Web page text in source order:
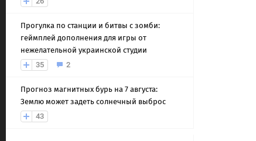
Прогулка по станции и битвы с зомби:
геймплей дополнения для игры от
нежелательной украинской студии
35
2
Прогноз магнитных бурь на 7 августа:
Землю может задеть солнечный выброс
43